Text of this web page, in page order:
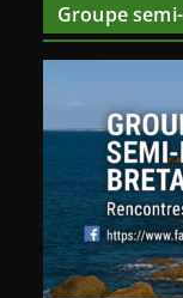
Groupe